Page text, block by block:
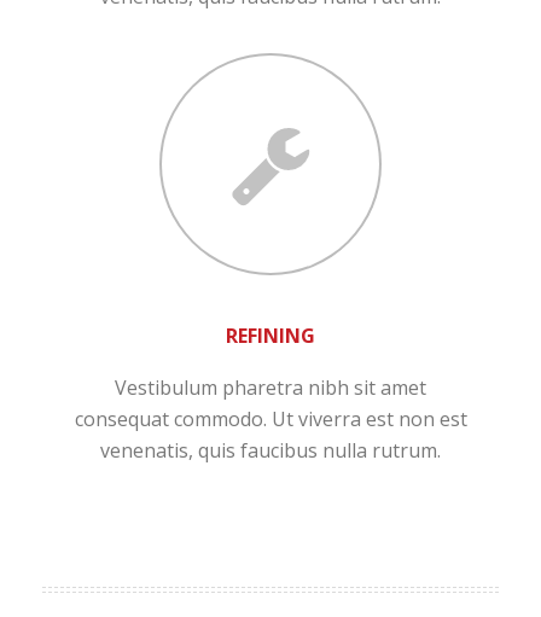
REFINING
Vestibulum pharetra nibh sit amet
consequat commodo. Ut viverra est non est
venenatis, quis faucibus nulla rutrum.